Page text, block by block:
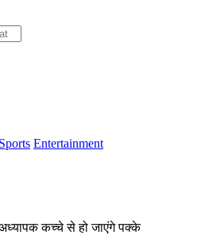
Sports Entertainment
कच्चे से हो जाएंगे पक्के